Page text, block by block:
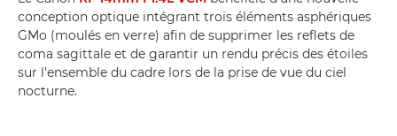
conception optique intégrant trois éléments asphériques
GMo (moulés en verre) afin de supprimer les reflets de
coma sagittale et de garantir un rendu précis des étoiles
sur l'ensemble du cadre lors de la prise de vue du ciel
nocturne.